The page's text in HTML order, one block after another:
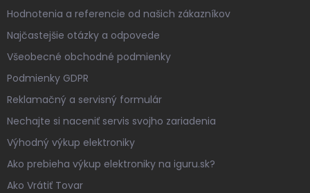
Hodnotenia a referencie od našich zákazníkov
Najčastejšie otázky a odpovede
Všeobecné obchodné podmienky
Podmienky GDPR
Reklamačný a servisný formulár
Nechajte si naceniť servis svojho zariadenia
Výhodný výkup elektroniky
Ako prebieha výkup elektroniky na iguru.sk?
Ako Vrátiť Tovar